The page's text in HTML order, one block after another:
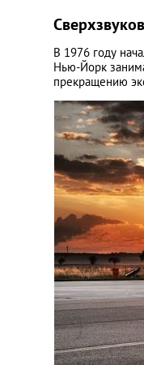
В 1976 году
Нью-Йорк
прекращению